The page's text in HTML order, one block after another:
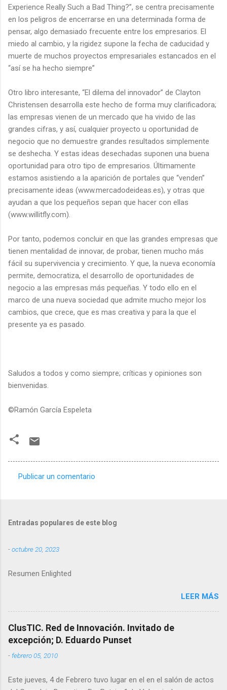
Experience Really Such a Bad Thing?”, se centra precisamente
en los peligros de encerrarse en una determinada forma de
pensar, algo demasiado frecuente entre los empresarios. El
miedo al cambio, y la rigidez supone la fecha de caducidad y
muerte de muchos proyectos empresariales estancados en el
“así se ha hecho siempre”
Otro libro interesante, “El dilema del innovador” de Clayton
Christensen desarrolla este hecho de forma muy clarificadora;
las empresas vienen de un mercado que ha vivido de las
grandes cifras, y así, cualquier proyecto u oportunidad de
negocio que no demuestre grandes resultados simplemente
se deshecha. Y estas ideas desechadas suponen una buena
oportunidad para otro tipo de empresarios. Últimamente
estamos asistiendo a la aparición de portales que “venden”
precisamente ideas (www.mercadodeideas.es), y otras que
ayudan a que los pequeños sepan que hacer con ellas
(www.willitfly.com).
Por tanto, podemos concluir en que las grandes empresas que
tienen mentalidad de innovar, de probar, tienen mucho más
fácil su supervivencia y crecimiento. Y que, la nueva economía
permite, democratiza, el desarrollo de oportunidades de
negocio a las empresas más pequeñas. Y todo ello en el
marco de una nueva sociedad que admite mucho mejor los
cambios, que crece, que es mas creativa y para la que el
presente ya es pasado.
Saludos a todos y como siempre; críticas y opiniones son
bienvenidas.
©Ramón García Espeleta
a
o
s
Publicar un comentario
Entradas populares de este blog
-octubre 20, 2023
Resumen Enlighted
LEER MÁS
ClusTIC. Red de Innovación. Invitado de
excepción; D. Eduardo Punset
- febrero 05, 2010
Este jueves, 4 de Febrero tuvo lugar en el en el salón de actos